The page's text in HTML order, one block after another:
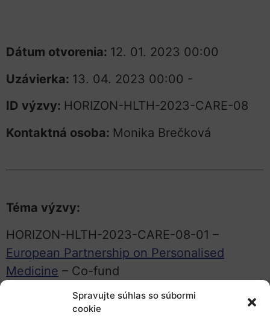
Spravujte súhlas so súbormi
cookie
Dátum otvorenia: 12. 01. 2023 00:00
Uzávierka: 13. 04. 2023 00:00 -
ID výzvy: HORIZON-HLTH-2023-CARE-08
Kontaktná osoba: Monika Brečková
Téma výzvy:
HORIZON-HLTH-2023-CARE-08-01 –
European Partnership on Personalised
Medicine – Co-fund
Predpokladaná výška rozpočtu/projekt: 100
mil. EUR, celkový rozpočet na tému: 100 mil.